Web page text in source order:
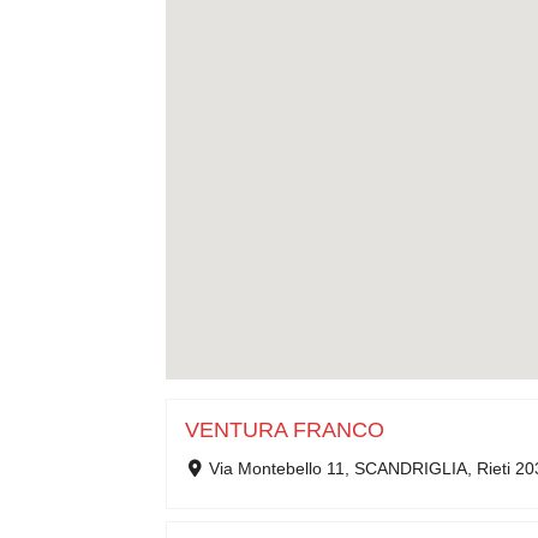
VENTURA FRANCO
Via Montebello 11, SCANDRIGLIA, Rieti